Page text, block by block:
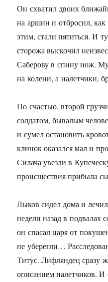
Он схватил двоих
на аршин и отбросил, как
этим, стали пятиться. И
сторожа выскочил
Саберову в спину нож.
на колени, а налетчики,
По счастью, второй
солдатом, бывалым
и сумел остановить
клинок оказался мал и
Силача увезли в
происшествия прибыла
Лыков сидел дома и
недели назад в подвалах
он спасал царя от
не уберегли…
Титус. Лифляндец сразу
описанием налетчиков.